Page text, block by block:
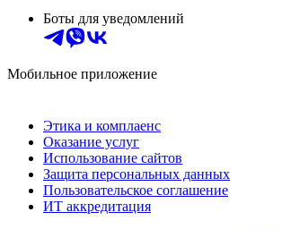
Боты для уведомлений
Мобильное приложение
Этика и комплаенс
Оказание услуг
Использование сайтов
Защита персональных данных
Пользовательское соглашение
ИТ аккредитация